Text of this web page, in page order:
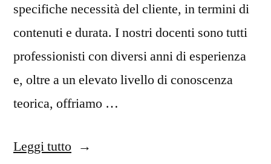
specifiche necessità del cliente, in termini di
contenuti e durata. I nostri docenti sono tutti
professionisti con diversi anni di esperienza
e, oltre a un elevato livello di conoscenza
teorica, offriamo …
Leggi tutto